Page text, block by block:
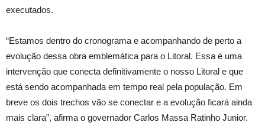
executados.
“Estamos dentro do cronograma e acompanhando de perto a
evolução dessa obra emblemática para o Litoral. Essa é uma
intervenção que conecta definitivamente o nosso Litoral e que
está sendo acompanhada em tempo real pela população. Em
breve os dois trechos vão se conectar e a evolução ficará ainda
mais clara”, afirma o governador Carlos Massa Ratinho Junior.